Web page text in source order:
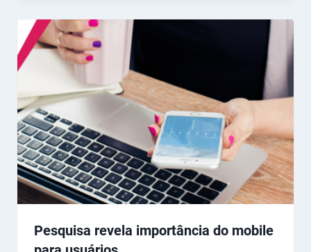
Pesquisa revela importância do mobile